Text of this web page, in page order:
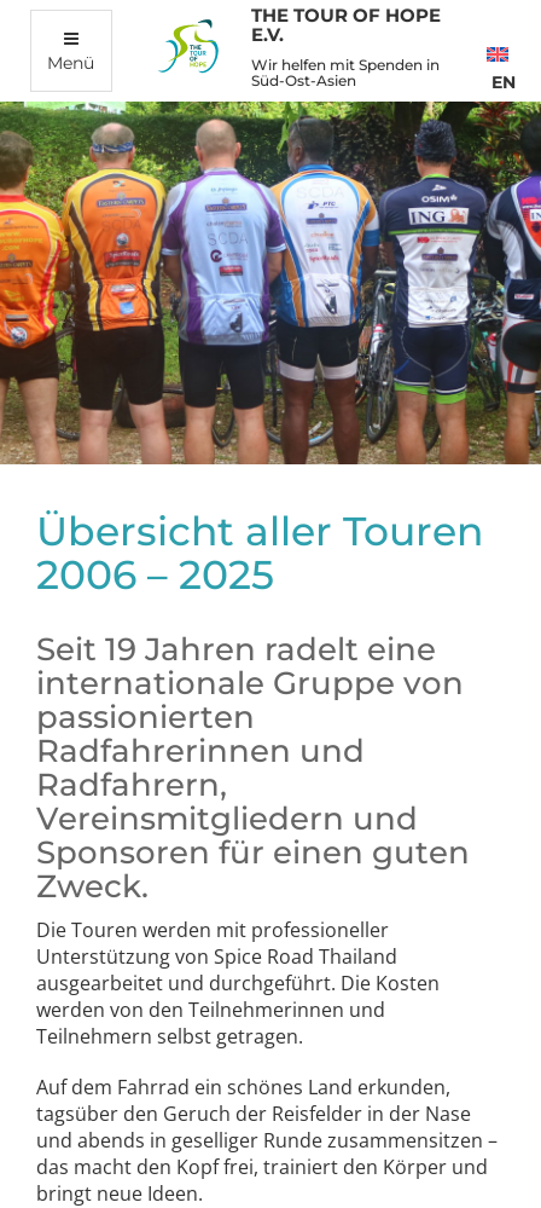
Menü
THE TOUR OF HOPE
E.V.
Wir helfen mit Spenden in
Süd-Ost-Asien
EN
Übersicht aller Touren
2006 – 2025
Seit 19 Jahren radelt eine
internationale Gruppe von
passionierten
Radfahrerinnen und
Radfahrern,
Vereinsmitgliedern und
Sponsoren für einen guten
Zweck.
Die Touren werden mit professioneller
Unterstützung von Spice Road Thailand
ausgearbeitet und durchgeführt. Die Kosten
werden von den Teilnehmerinnen und
Teilnehmern selbst getragen.
Auf dem Fahrrad ein schönes Land erkunden,
tagsüber den Geruch der Reisfelder in der Nase
und abends in geselliger Runde zusammensitzen –
das macht den Kopf frei, trainiert den Körper und
bringt neue Ideen.